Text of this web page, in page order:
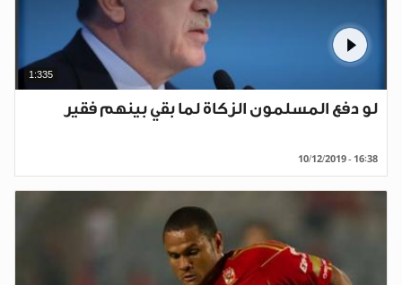
1:335
لو دفع المسلمون الزكاة لما بقي بينهم فقير
10/12/2019 - 16:38